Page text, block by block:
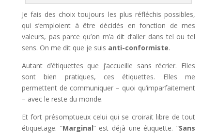
Je fais des choix toujours les plus réfléchis possibles,
qui s’emploient à être décidés en fonction de mes
valeurs, pas parce qu’on m’a dit d’aller dans tel ou tel
sens. On me dit que je suis anti-conformiste.
Autant d’étiquettes que j’accueille sans récrier. Elles
sont bien pratiques, ces étiquettes. Elles me
permettent de communiquer – quoi qu’imparfaitement
– avec le reste du monde.
Et fort présomptueux celui qui se croirait libre de tout
étiquetage. “Marginal” est déjà une étiquette. “Sans